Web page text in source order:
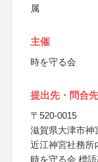
属
主催
時を守る会
提出先・問合先
〒520-0015
滋賀県大津市神
近江神宮社務所
時を守る会 標